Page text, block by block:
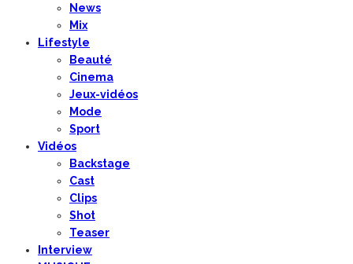
News
Mix
Lifestyle
Beauté
Cinema
Jeux-vidéos
Mode
Sport
Vidéos
Backstage
Cast
Clips
Shot
Teaser
Interview